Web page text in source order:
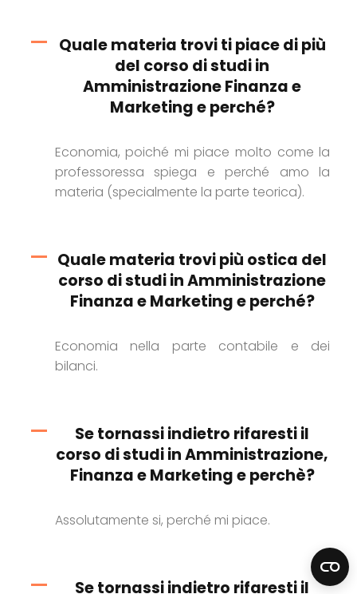
Quale materia trovi ti piace di più
del corso di studi in
Amministrazione Finanza e
Marketing e perché?
Economia, poiché mi piace molto come la
professoressa spiega e perché amo la
materia (specialmente la parte teorica).
Quale materia trovi più ostica del
corso di studi in Amministrazione
Finanza e Marketing e perché?
Economia nella parte contabile e dei
bilanci.
Se tornassi indietro rifaresti il
corso di studi in Amministrazione,
Finanza e Marketing e perchè?
Assolutamente si, perché mi piace.
Se tornassi indietro rifaresti il